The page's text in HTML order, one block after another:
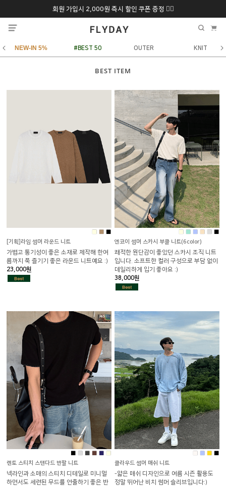
회원 가입시 2,000원 즉시 할인 쿠폰 증정 ❤️‍🔥
추석 특별 할인 10~20% 9/6 화 ~ 9/12월
NEW-IN 5% #BEST 50 OUTER KNIT
BEST ITEM
[기획]라임 썸머 라운드 니트
가볍고 통기성이 좋은 소재로 제작해 한여
름까지 쭉 즐기기 좋은 라운드 니트예요 :)
23,000원
엔코이 썸머 스카시 부클 니트(6color)
쾌적한 원단감이 좋았던 스카시 조직 니트
입니다. 소프트한 컬러 구성으로 부담 없이
데일리하게 입기 좋아요 :)
38,000원
렌토 스티치 스탠다드 반팔 니트
넥라인과 소매의 스티치 디테일로 미니멀
하면서도 세련된 무드를 연출하기 좋은 반
클라우드 썸머 매쉬 니트
-얇은 매쉬 디자인으로 여름 시즌 활용도
정말 뛰어난 비치 썸머 슬리브입니다:)